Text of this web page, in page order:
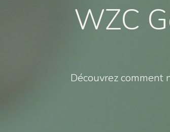
WZC
Découvrez